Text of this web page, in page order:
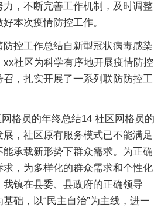
，不断完善工作机制，及时调整
本次疫情防控工作。
控工作总结自新型冠状病毒感染
社区为科学有序地开展疫情防控
，扎实开展了一系列联防防控工
展，社区原有服务模式已不能满足
承载新形势下群众需求。为正确
，为多样化的群众需求和个性化
镇在县委、县政府的正确领导
础，以“民主自治”为主线，进一
格员的年终总结14 社区网格员的